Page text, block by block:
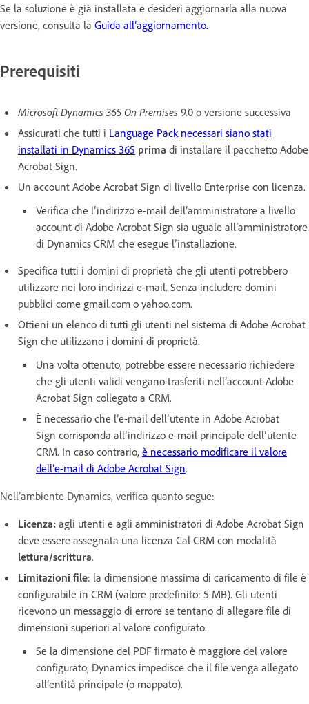
Se la soluzione è già installata e desideri aggiornarla alla nuova
versione, consulta la Guida all’aggiornamento.
Prerequisiti
Microsoft Dynamics 365 On Premises 9.0 o versione successiva
Assicurati che tutti i Language Pack necessari siano stati
installati in Dynamics 365 prima di installare il pacchetto Adobe
Acrobat Sign.
Un account Adobe Acrobat Sign di livello Enterprise con licenza.
Verifica che l’indirizzo e-mail dell’amministratore a livello
account di Adobe Acrobat Sign sia uguale all’amministratore
di Dynamics CRM che esegue l’installazione.
Specifica tutti i domini di proprietà che gli utenti potrebbero
utilizzare nei loro indirizzi e-mail. Senza includere domini
pubblici come gmail.com o yahoo.com.
Ottieni un elenco di tutti gli utenti nel sistema di Adobe Acrobat
Sign che utilizzano i domini di proprietà.
Una volta ottenuto, potrebbe essere necessario richiedere
che gli utenti validi vengano trasferiti nell’account Adobe
Acrobat Sign collegato a CRM.
È necessario che l’e-mail dell’utente in Adobe Acrobat
Sign corrisponda all’indirizzo e-mail principale dell’utente
CRM. In caso contrario, è necessario modificare il valore
dell’e-mail di Adobe Acrobat Sign.
Nell’ambiente Dynamics, verifica quanto segue:
Licenza: agli utenti e agli amministratori di Adobe Acrobat Sign
deve essere assegnata una licenza Cal CRM con modalità
lettura/scrittura.
Limitazioni file: la dimensione massima di caricamento di file è
configurabile in CRM (valore predefinito: 5 MB). Gli utenti
ricevono un messaggio di errore se tentano di allegare file di
dimensioni superiori al valore configurato.
Se la dimensione del PDF firmato è maggiore del valore
configurato, Dynamics impedisce che il file venga allegato
all’entità principale (o mappato).